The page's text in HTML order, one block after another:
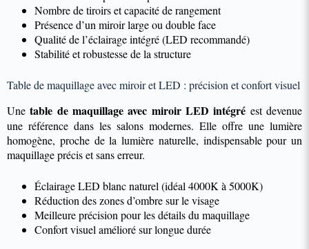
Nombre de tiroirs et capacité de rangement
Présence d’un miroir large ou double face
Qualité de l’éclairage intégré (LED recommandé)
Stabilité et robustesse de la structure
Table de maquillage avec miroir et LED : précision et confort visuel
Unetable de maquillage avec miroir LED intégré est devenue
une référence dans les salons modernes. Elle offre une lumière
homogène, proche de la lumière naturelle, indispensable pour un
maquillage précis et sans erreur.
Éclairage LED blanc naturel (idéal 4000K à 5000K)
Réduction des zones d’ombre sur le visage
Meilleure précision pour les détails du maquillage
Confort visuel amélioré sur longue durée